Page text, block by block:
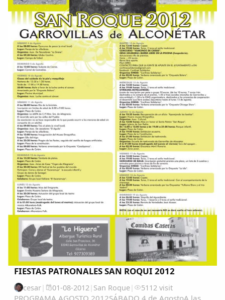
FIESTAS PATRONALES SAN ROQUI 2012
cesar| 01-08-2012 | San Roque| 5112 visit
PROGRAMA AGOSTO 2012SÁBADO 4 de AgostoA las